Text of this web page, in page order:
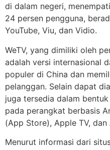
di dalam negeri,
24 persen pengguna,
YouTube, Viu, dan Vidio.
WeTV, yang dimiliki oleh
adalah versi internasional
populer di China dan
pelanggan. Selain dapat
juga tersedia dalam
pada perangkat berbasis
(App Store), Apple TV, dan
Menurut informasi dari